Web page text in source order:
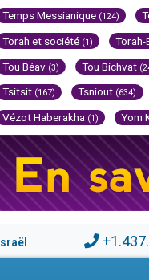
Temps Messianique (124)
Torah et société (1)
Tou Béav (3) Tou Bichvat
Tsitsit (167) Tsniout (634)
Vézot Haberakha (1) Yom
Israël